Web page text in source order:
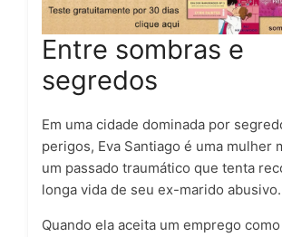
Entre sombras e
segredos
Em uma cidade dominada por
perigos, Eva Santiago é uma mulher
um passado traumático que tenta
longa vida de seu ex-marido abusivo.
Quando ela aceita um emprego